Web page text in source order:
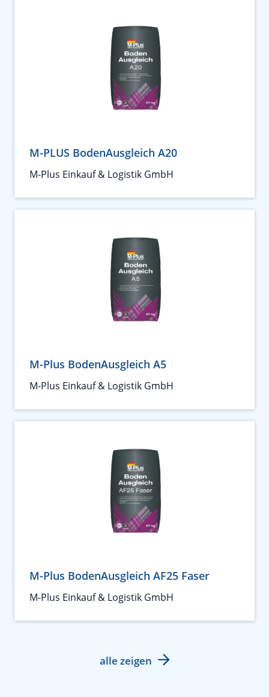
M-PLUS BodenAusgleich A20
M-Plus Einkauf & Logistik GmbH
M-Plus BodenAusgleich A5
M-Plus Einkauf & Logistik GmbH
M-Plus BodenAusgleich AF25 Faser
M-Plus Einkauf & Logistik GmbH
alle zeigen